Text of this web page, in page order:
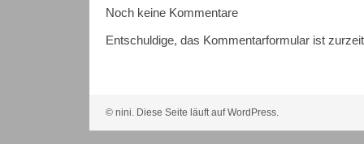
Noch keine Kommentare
Entschuldige, das Kommentarformular ist
© nini. Diese Seite läuft auf WordPress.